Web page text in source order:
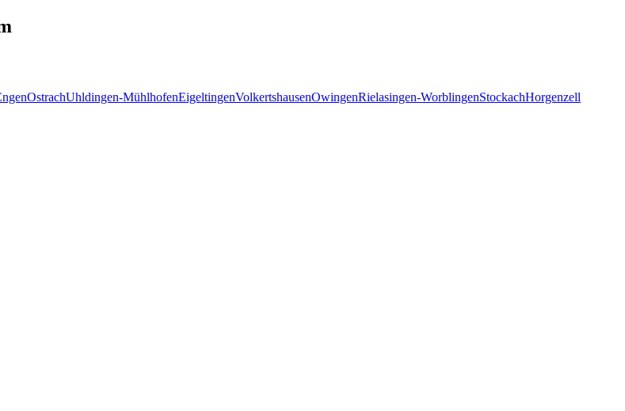
OstrachUhldingen-MühlhofenEigeltingenVolkertshausenOwingenRielasingen-WorblingenStockachHorgenzell